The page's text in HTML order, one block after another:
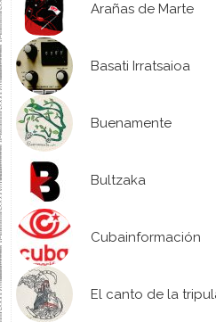
Arañas de Marte
Basati Irratsaioa
Buenamente
Bultzaka
Cubainformación
El canto de la